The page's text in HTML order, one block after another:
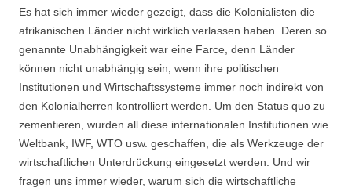
Es hat sich immer wieder gezeigt, dass die Kolonialisten die
afrikanischen Länder nicht wirklich verlassen haben. Deren so
genannte Unabhängigkeit war eine Farce, denn Länder
können nicht unabhängig sein, wenn ihre politischen
Institutionen und Wirtschaftssysteme immer noch indirekt von
den Kolonialherren kontrolliert werden. Um den Status quo zu
zementieren, wurden all diese internationalen Institutionen wie
Weltbank, IWF, WTO usw. geschaffen, die als Werkzeuge der
wirtschaftlichen Unterdrückung eingesetzt werden. Und wir
fragen uns immer wieder, warum sich die wirtschaftliche